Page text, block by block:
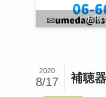
お問
補聴
2020
8/17